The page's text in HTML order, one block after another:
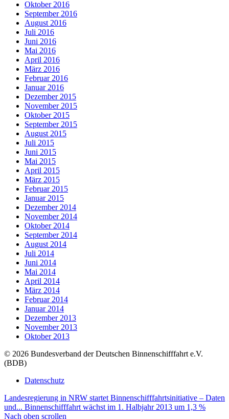
Oktober 2016
September 2016
August 2016
Juli 2016
Juni 2016
Mai 2016
April 2016
März 2016
Februar 2016
Januar 2016
Dezember 2015
November 2015
Oktober 2015
September 2015
August 2015
Juli 2015
Juni 2015
Mai 2015
April 2015
März 2015
Februar 2015
Januar 2015
Dezember 2014
November 2014
Oktober 2014
September 2014
August 2014
Juli 2014
Juni 2014
Mai 2014
April 2014
März 2014
Februar 2014
Januar 2014
Dezember 2013
November 2013
Oktober 2013
© 2026 Bundesverband der Deutschen Binnenschifffahrt e.V.
(BDB)
Datenschutz
Landesregierung in NRW startet Binnenschifffahrtsinitiative – Daten
und... Binnen­schiff­fahrt wächst im 1. Halb­jahr 2013 um 1,3 %
Nach oben scrollen